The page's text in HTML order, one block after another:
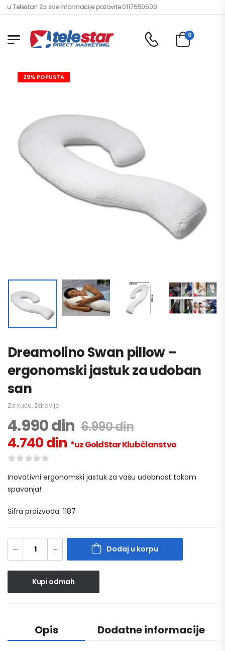
Za sve informacije pozovite 0117550500
0
29% POPUSTA
Dreamolino Swan pillow –
ergonomski jastuk za udoban
san
Za kuću, Zdravlje
4.990din 6.990din
4.740din *uz GoldStar Klub članstvo
Inovativni ergonomski jastuk za vašu udobnost tokom
spavanja!
Šifra proizvoda: 1187
Dodaj u korpu
Kupi odmah
Opis Dodatne informacije